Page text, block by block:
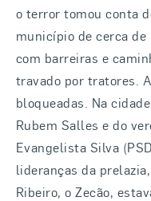
o terror tomou conta
município de cerca
com barreiras e
travado por tratores.
bloqueadas. Na
Rubem Salles e do
Evangelista Silva
lideranças da
Ribeiro, o Zecão,